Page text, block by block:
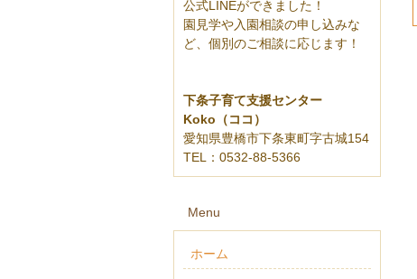
公式LINEができました！
園見学や入園相談の申し込みな
ど、 個別のご相談に応じます！
下条子育て支援センター
Koko（ココ）
愛知県豊橋市下条東町字古城154
TEL：0532-88-5366
Menu
ホーム